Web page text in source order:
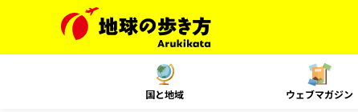
国と地域 ウェブマガジン